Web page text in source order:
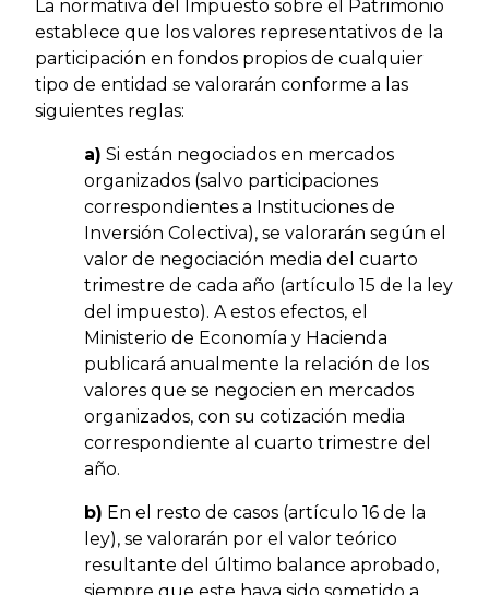
La normativa del Impuesto sobre el Patrimonio
establece que los valores representativos de la
participación en fondos propios de cualquier
tipo de entidad se valorarán conforme a las
siguientes reglas:
a) Si están negociados en mercados
organizados (salvo participaciones
correspondientes a Instituciones de
Inversión Colectiva), se valorarán según el
valor de negociación media del cuarto
trimestre de cada año (artículo 15 de la ley
del impuesto). A estos efectos, el
Ministerio de Economía y Hacienda
publicará anualmente la relación de los
valores que se negocien en mercados
organizados, con su cotización media
correspondiente al cuarto trimestre del
año.
b) En el resto de casos (artículo 16 de la
ley), se valorarán por el valor teórico
resultante del último balance aprobado,